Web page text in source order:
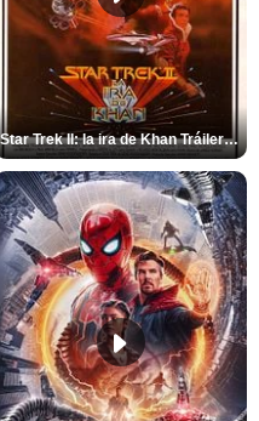
Star Trek II: la ira de Khan Tráiler VO